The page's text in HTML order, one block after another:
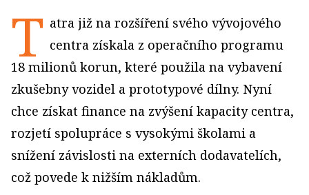
T atra již na rozšíření svého vývojového
centra získala z operačního programu
18 milionů korun, které použila na vybavení
zkušebny vozidel a prototypové dílny. Nyní
chce získat finance na zvýšení kapacity centra,
rozjetí spolupráce s vysokými školami a
snížení závislosti na externích dodavatelích,
což povede k nižším nákladům.